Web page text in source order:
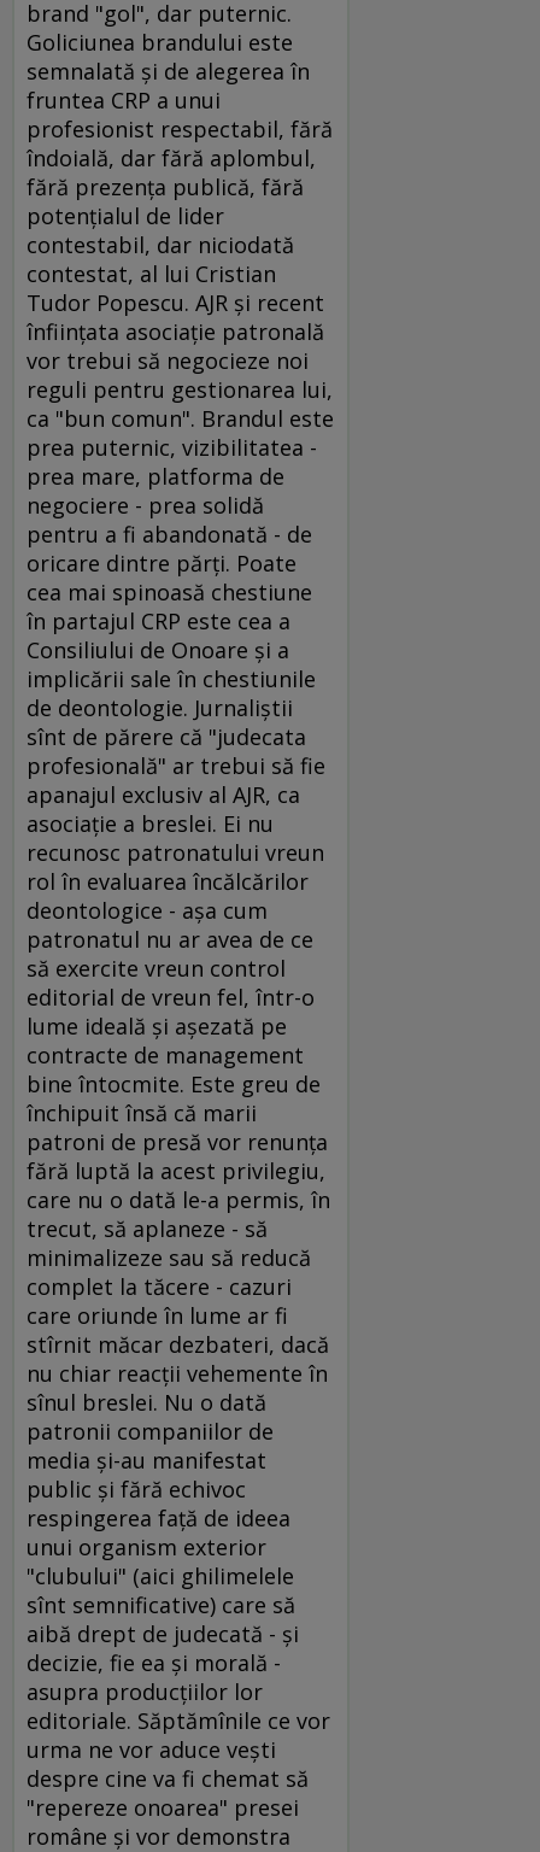
brand "gol", dar puternic.
Goliciunea brandului este
semnalată şi de alegerea în
fruntea CRP a unui
profesionist respectabil, fără
îndoială, dar fără aplombul,
fără prezenţa publică, fără
potenţialul de lider
contestabil, dar niciodată
contestat, al lui Cristian
Tudor Popescu. AJR şi recent
înfiinţata asociaţie patronală
vor trebui să negocieze noi
reguli pentru gestionarea lui,
ca "bun comun". Brandul este
prea puternic, vizibilitatea -
prea mare, platforma de
negociere - prea solidă
pentru a fi abandonată - de
oricare dintre părţi. Poate
cea mai spinoasă chestiune
în partajul CRP este cea a
Consiliului de Onoare şi a
implicării sale în chestiunile
de deontologie. Jurnaliştii
sînt de părere că "judecata
profesională" ar trebui să fie
apanajul exclusiv al AJR, ca
asociaţie a breslei. Ei nu
recunosc patronatului vreun
rol în evaluarea încălcărilor
deontologice - aşa cum
patronatul nu ar avea de ce
să exercite vreun control
editorial de vreun fel, într-o
lume ideală şi aşezată pe
contracte de management
bine întocmite. Este greu de
închipuit însă că marii
patroni de presă vor renunţa
fără luptă la acest privilegiu,
care nu o dată le-a permis, în
trecut, să aplaneze - să
minimalizeze sau să reducă
complet la tăcere - cazuri
care oriunde în lume ar fi
stîrnit măcar dezbateri, dacă
nu chiar reacţii vehemente în
sînul breslei. Nu o dată
patronii companiilor de
media şi-au manifestat
public şi fără echivoc
respingerea faţă de ideea
unui organism exterior
"clubului" (aici ghilimelele
sînt semnificative) care să
aibă drept de judecată - şi
decizie, fie ea şi morală -
asupra producţiilor lor
editoriale. Săptămînile ce vor
urma ne vor aduce veşti
despre cine va fi chemat să
"repereze onoarea" presei
române şi vor demonstra